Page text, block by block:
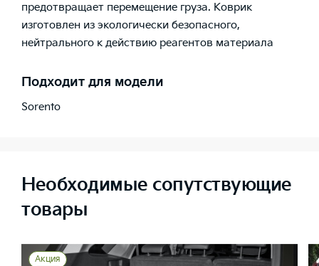
предотвращает перемещение груза. Коврик
изготовлен из экологически безопасного,
нейтрального к действию реагентов материала
Подходит для модели
Sorento
Необходимые сопутствующие
товары
Акция